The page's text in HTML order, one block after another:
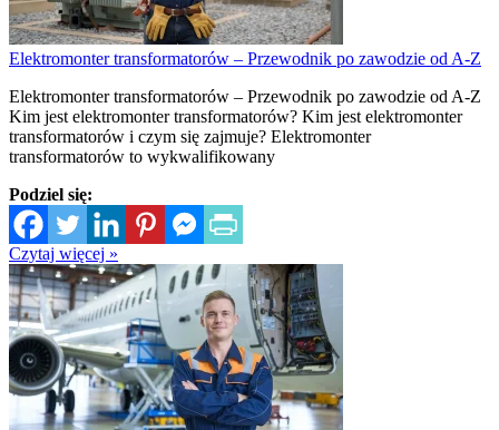
Elektromonter transformatorów – Przewodnik po zawodzie od A-Z
Elektromonter transformatorów – Przewodnik po zawodzie od A-Z
Kim jest elektromonter transformatorów? Kim jest elektromonter
transformatorów i czym się zajmuje? Elektromonter
transformatorów to wykwalifikowany
Podziel się:
Czytaj więcej »